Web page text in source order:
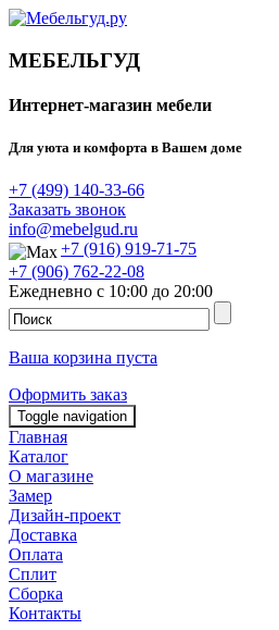
МЕБЕЛЬГУД
Интернет-магазин мебели
Для уюта и комфорта в Вашем доме
+7 (499) 140-33-66
Заказать звонок
info@mebelgud.ru
+7 (916) 919-71-75
+7 (906) 762-22-08
Ежедневно с 10:00 до 20:00
Ваша корзина пуста
Оформить заказ
Toggle navigation
Главная
Каталог
О магазине
Замер
Дизайн-проект
Доставка
Оплата
Сплит
Сборка
Контакты